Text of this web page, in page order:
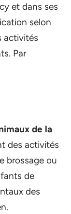
et dans ses
selon
activités
Par
de la
des activités
brossage ou
de
des